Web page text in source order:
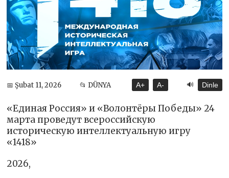
📅 Şubat 11, 2026 📂 DÜNYA A+ A- 🔊 Dinle
«Единая Россия» и «Волонтёры Победы» 24
марта проведут всероссийскую
историческую интеллектуальную игру
«1418»
2026,